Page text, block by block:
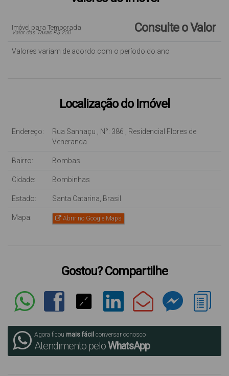
Consulte o Valor
Imóvel para Temporada
Valor das Taxas R$ 250
Valores variam de acordo com o período do ano
Localização do Imóvel
Endereço: Rua Sanhaçu , N°: 386 , Residencial Flores de
Veneranda
Bairro: Bombas
Cidade: Bombinhas
Estado: Santa Catarina, Brasil
Mapa: Abrir no Google Maps
Gostou? Compartilhe
Agora ficou mais fácil conversar conosco
Atendimento peloWhatsApp